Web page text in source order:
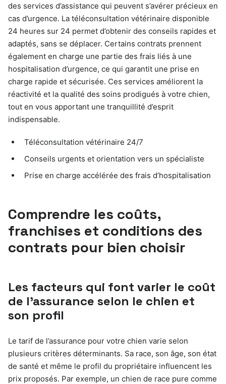
des services d’assistance qui peuvent s’avérer précieux en
cas d’urgence. La téléconsultation vétérinaire disponible
24 heures sur 24 permet d’obtenir des conseils rapides et
adaptés, sans se déplacer. Certains contrats prennent
également en charge une partie des frais liés à une
hospitalisation d’urgence, ce qui garantit une prise en
charge rapide et sécurisée. Ces services améliorent la
réactivité et la qualité des soins prodigués à votre chien,
tout en vous apportant une tranquillité d’esprit
indispensable.
Téléconsultation vétérinaire 24/7
Conseils urgents et orientation vers un spécialiste
Prise en charge accélérée des frais d’hospitalisation
Comprendre les coûts,
franchises et conditions des
contrats pour bien choisir
Les facteurs qui font varier le coût
de l’assurance selon le chien et
son profil
Le tarif de l’assurance pour votre chien varie selon
plusieurs critères déterminants. Sa race, son âge, son état
de santé et même le profil du propriétaire influencent les
prix proposés. Par exemple, un chien de race pure comme